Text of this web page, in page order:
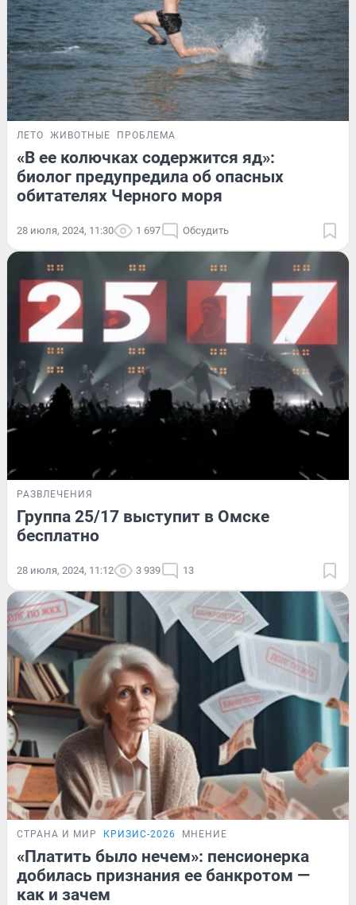
ЛЕТО ЖИВОТНЫЕ ПРОБЛЕМА
«В ее колючках содержится яд»:
биолог предупредила об опасных
обитателях Черного моря
28 июля, 2024, 11:30 1 697 Обсудить
РАЗВЛЕЧЕНИЯ
Группа 25/17 выступит в Омске
бесплатно
28 июля, 2024, 11:12 3 939 13
СТРАНА И МИР КРИЗИС-2026 МНЕНИЕ
«Платить было нечем»: пенсионерка
добилась признания ее банкротом —
как и зачем